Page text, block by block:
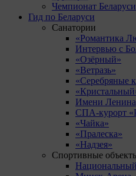
Чемпионат Беларуси
Гид по Беларуси
Санатории
«Романтика
Интервью с
«Озёрный»
«Ветразь»
«Серебряные
Имени Ленина
СПА-курорт
«Чайка»
«Пралеска»
«Надзея»
Спортивные